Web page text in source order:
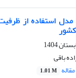
مدل استفاده از
باقی
1.01 M